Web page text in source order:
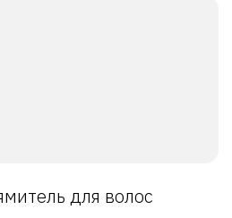
для волос